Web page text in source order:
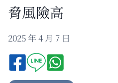
脅風險高
2025 年 4 月 7 日